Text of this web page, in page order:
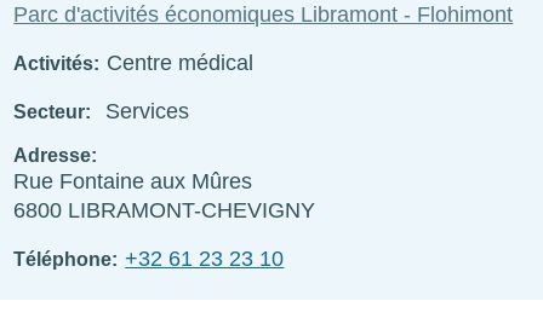
Parc d'activités économiques Libramont - Flohimont
Activités Centre médical
Secteur Services
Adresse
Rue Fontaine aux Mûres
6800 LIBRAMONT-CHEVIGNY
Téléphone +32 61 23 23 10